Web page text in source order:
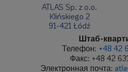
ATLAS Sp. z o.o.
Klińskiego 2
91-421 Łódź
Штаб-
Телефон: +48 42
Факс: +48 42
Электронная почта: